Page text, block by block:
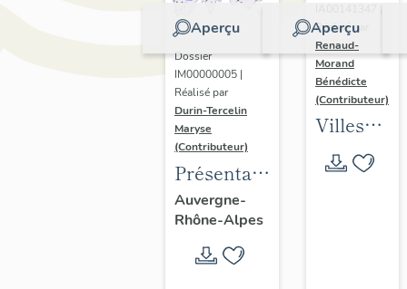
Aperçu
Dossier
IM00000005 |
Réalisé par
Durin-Tercelin
Maryse
(Contributeur)
Présentation
de
l’opération
tissus et
ornements
Auvergne-
Rhône-Alpes
Aperçu
IA00141347 |
Réalisé par
Renaud-
Morand
Bénédicte
(Contributeur)
Villes
en
Auvergne